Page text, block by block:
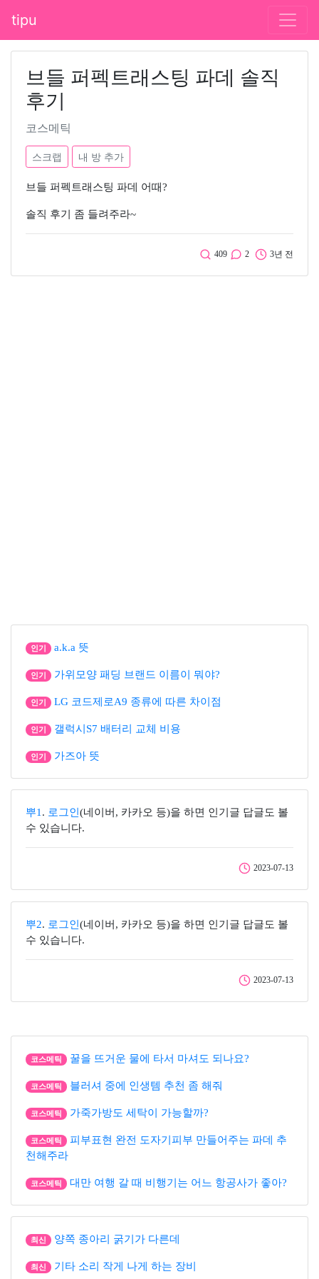
tipu
브들 퍼펙트래스팅 파데 솔직
후기
코스메틱
스크랩 내 방 추가
브들 퍼펙트래스팅 파데 어때?
솔직 후기 좀 들려주라~
409 2 3년 전
인기 a.k.a 뜻
인기 가위모양 패딩 브랜드 이름이 뭐야?
인기 LG 코드제로A9 종류에 따른 차이점
인기 갤럭시S7 배터리 교체 비용
인기 가즈아 뜻
뿌1 . 로그인 (네이버, 카카오 등)을 하면 인기글 답글도 볼
수 있습니다.
2023-07-13
뿌2. 로그인 (네이버, 카카오 등)을 하면 인기글 답글도 볼
수 있습니다.
2023-07-13
코스메틱 꿀을 뜨거운 물에 타서 마셔도 되나요?
코스메틱 블러셔 중에 인생템 추천 좀 해줘
코스메틱 가죽가방도 세탁이 가능할까?
코스메틱
피부표현 완전 도자기피부 만들어주는 파데 추
천해주라
코스메틱 대만 여행 갈 때 비행기는 어느 항공사가 좋아?
최신 양쪽 종아리 굵기가 다른데
최신 기타 소리 작게 나게 하는 장비